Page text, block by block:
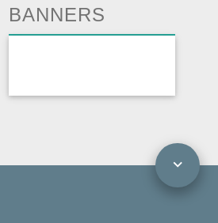
BANNERS